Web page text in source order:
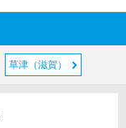
草津（滋賀）